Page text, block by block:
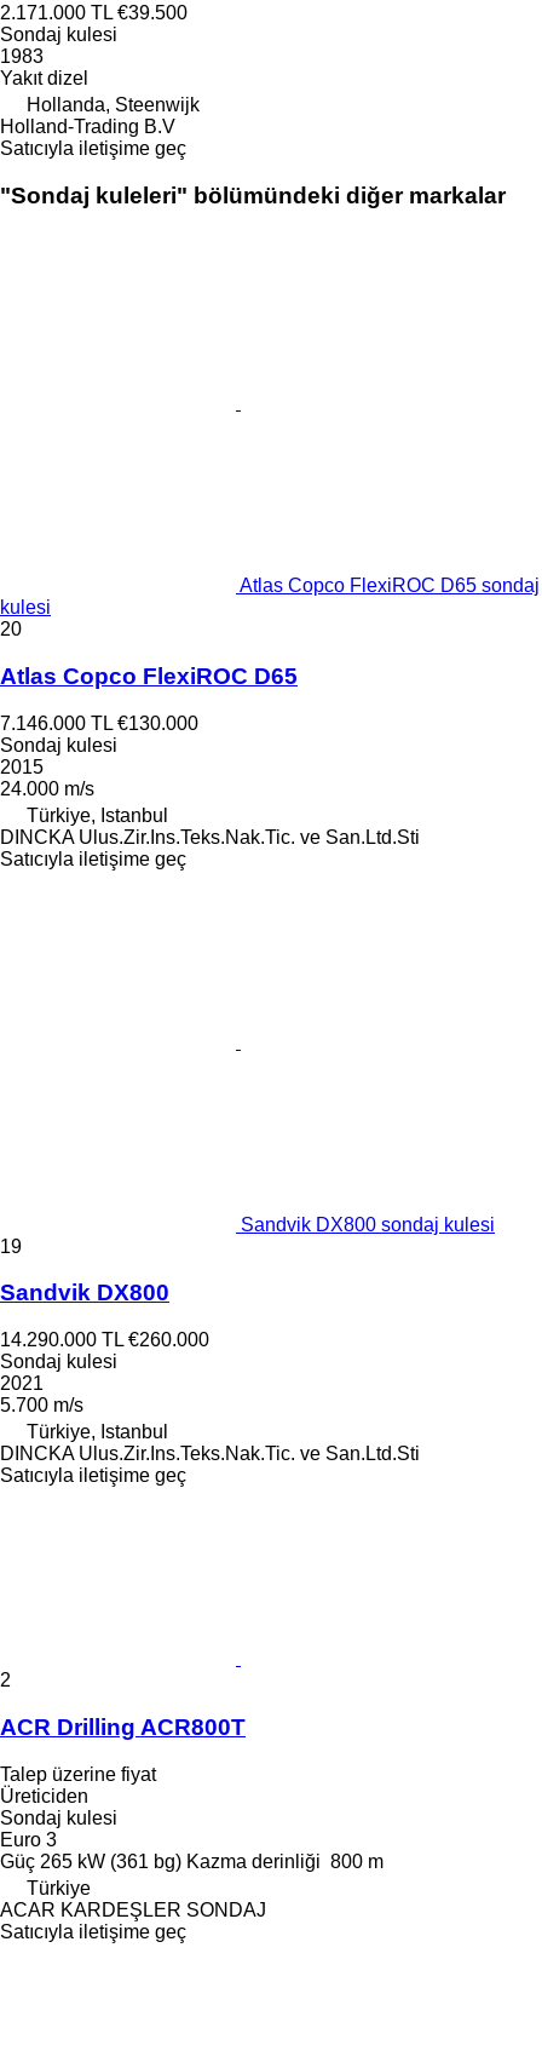
2.171.000 TL €39.500
Sondaj kulesi
1983
Yakıt dizel
Hollanda, Steenwijk
Holland-Trading B.V
Satıcıyla iletişime geç
"Sondaj kuleleri" bölümündeki diğer markalar
Atlas Copco FlexiROC D65 sondaj
kulesi
20
Atlas Copco FlexiROC D65
7.146.000 TL €130.000
Sondaj kulesi
2015
24.000 m/s
Türkiye, Istanbul
DINCKA Ulus.Zir.Ins.Teks.Nak.Tic. ve San.Ltd.Sti
Satıcıyla iletişime geç
Sandvik DX800 sondaj kulesi
19
Sandvik DX800
14.290.000 TL €260.000
Sondaj kulesi
2021
5.700 m/s
Türkiye, Istanbul
DINCKA Ulus.Zir.Ins.Teks.Nak.Tic. ve San.Ltd.Sti
Satıcıyla iletişime geç
2
ACR Drilling ACR800T
Talep üzerine fiyat
Üreticiden
Sondaj kulesi
Euro 3
Güç 265 kW (361 bg) Kazma derinliği 800 m
Türkiye
ACAR KARDEŞLER SONDAJ
Satıcıyla iletişime geç